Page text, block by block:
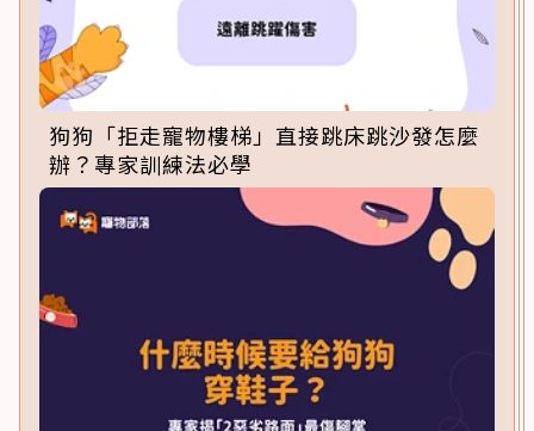
狗狗「拒走寵物樓梯」直接跳床跳沙發怎麼
辦？專家訓練法必學